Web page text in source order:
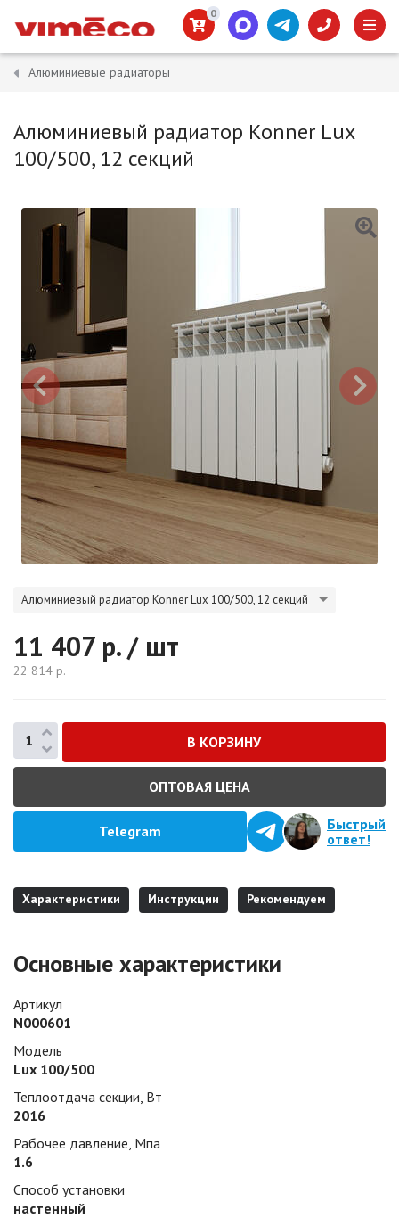
0
Алюминиевые радиаторы
Алюминиевый радиатор Konner Lux
100/500, 12 секций
Алюминиевый радиатор Konner Lux 100/500, 12 секций
11 407р. / шт
22 814р.
ОПТОВАЯ ЦЕНА
Telegram
Быстрый
ответ!
Характеристики Инструкции Рекомендуем
Основные характеристики
Артикул
N000601
Модель
Lux 100/500
Теплоотдача секции, Вт
2016
Рабочее давление, Мпа
1.6
Способ установки
настенный